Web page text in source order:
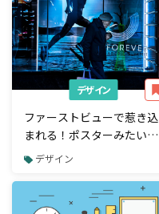
デザイン
ファーストビューで惹き込
まれる！ポスターみたいな
大胆なタイポグラフィを使
デザイン